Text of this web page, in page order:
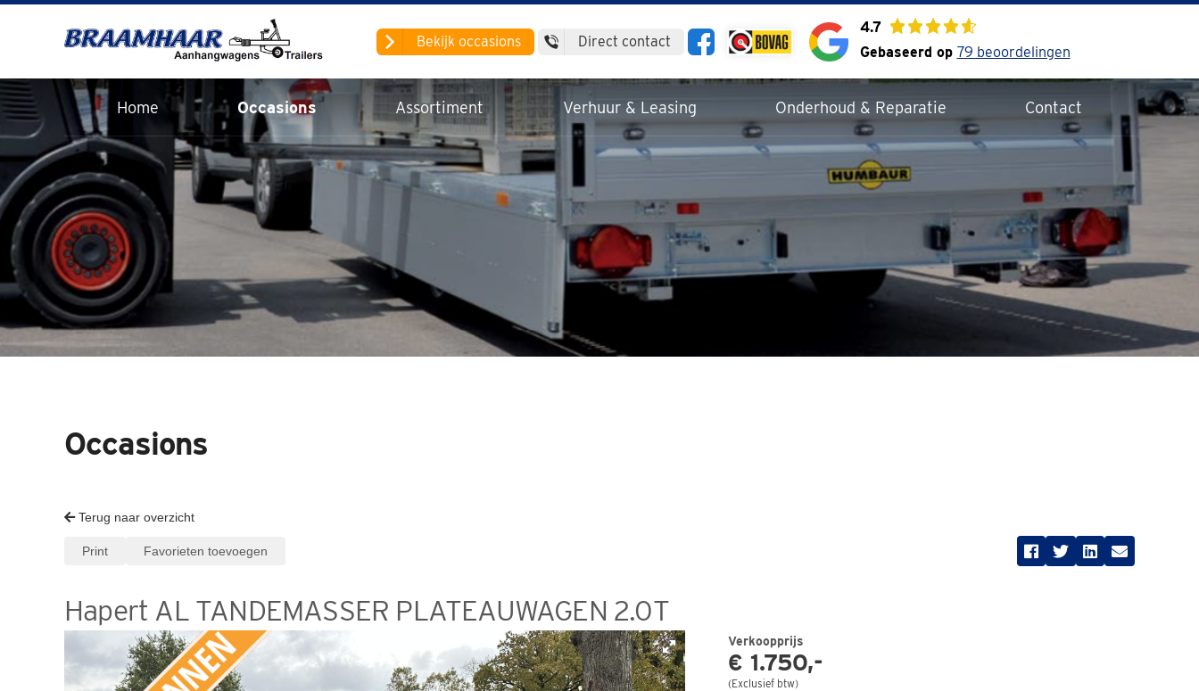
Bekijk occasions Direct contact
4.7
Gebaseerd op 79 beoordelingen
Home Occasions Assortiment Verhuur & Leasing Onderhoud & Reparatie Contact
Occasions
Terug naar overzicht
Print Favorieten toevoegen
Hapert AL TANDEMASSER PLATEAUWAGEN 2.0T
Verkoopprijs
€ 1.750,-
(Exclusief btw)